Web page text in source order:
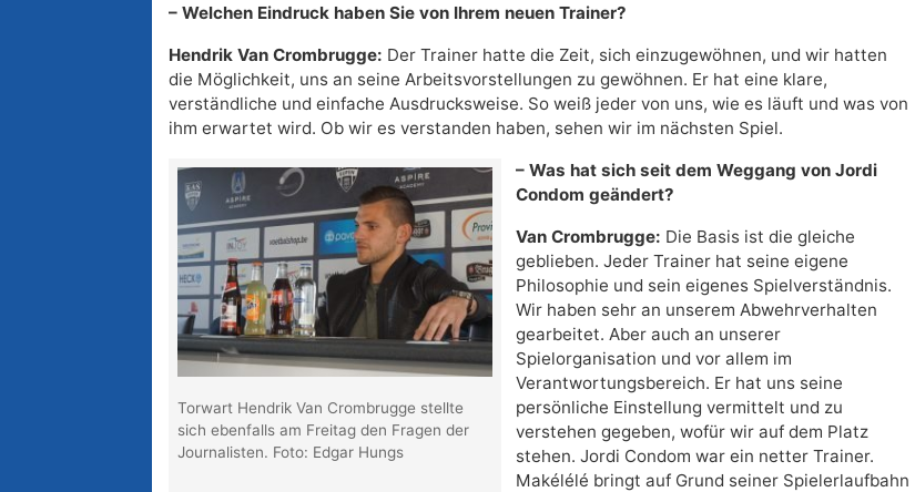
– Welchen Eindruck haben Sie von Ihrem neuen Trainer?
Hendrik Van Crombrugge: Der Trainer hatte die Zeit, sich einzugewöhnen, und wir hatten
die Möglichkeit, uns an seine Arbeitsvorstellungen zu gewöhnen. Er hat eine klare,
verständliche und einfache Ausdrucksweise. So weiß jeder von uns, wie es läuft und was von
ihm erwartet wird. Ob wir es verstanden haben, sehen wir im nächsten Spiel.
Torwart Hendrik Van Crombrugge stellte
sich ebenfalls am Freitag den Fragen der
Journalisten. Foto: Edgar Hungs
– Was hat sich seit dem Weggang von Jordi
Condom geändert?
Van Crombrugge: Die Basis ist die gleiche
geblieben. Jeder Trainer hat seine eigene
Philosophie und sein eigenes Spielverständnis.
Wir haben sehr an unserem Abwehrverhalten
gearbeitet. Aber auch an unserer
Spielorganisation und vor allem im
Verantwortungsbereich. Er hat uns seine
persönliche Einstellung vermittelt und zu
verstehen gegeben, wofür wir auf dem Platz
stehen. Jordi Condom war ein netter Trainer.
Makélélé bringt auf Grund seiner Spielerlaufbahn